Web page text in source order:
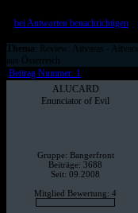
bei Antworten benachrichtigen::
Thema : Review: Aitvaras -
aus Österreich
Beitrag Nummer: 1
ALUCARD
Enunciator of Evil
Gruppe: Bangerfront
Beiträge: 3688
Seit: 09.2008
Mitglied Bewertung: 4